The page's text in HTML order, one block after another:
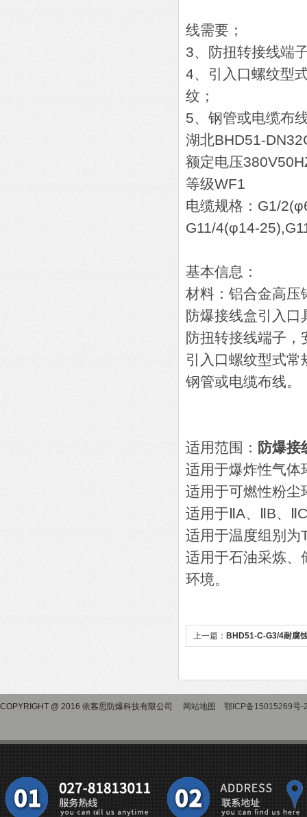
线需要；
3、防扭转接线端
4、引入口螺纹型
纹；
5、钢管或电缆布
湖北BHD51-
额定电压
等级WF1
电缆规格：G1/
G11/4(φ14-
基本信息：
材料：铝合金高压
防爆接线盒引入
防扭转接线端子
引入口螺纹型式常
钢管或电缆布线。
适用范围： 防爆接
适用于爆炸性气体
适用于可燃性粉尘
适用于ⅡA、ⅡB、
适用于温度组别为
适用于石油采炼、
环境。
上一篇： BHD51-C-G3/4耐腐
COPYRIGHT @ 2016 依客思防爆科技有限公司 网站地图 鄂ICP备15015269号-